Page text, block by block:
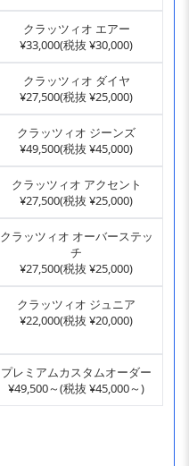
クラッツィオ エアー
¥33,000(税抜 ¥30,000)
クラッツィオ ダイヤ
¥27,500(税抜 ¥25,000)
クラッツィオ ジーンズ
¥49,500(税抜 ¥45,000)
クラッツィオ アクセント
¥27,500(税抜 ¥25,000)
クラッツィオ オーバーステッ
チ
¥27,500(税抜 ¥25,000)
クラッツィオ ジュニア
¥22,000(税抜 ¥20,000)
プレミアムカスタムオーダー
¥49,500～(税抜 ¥45,000～)